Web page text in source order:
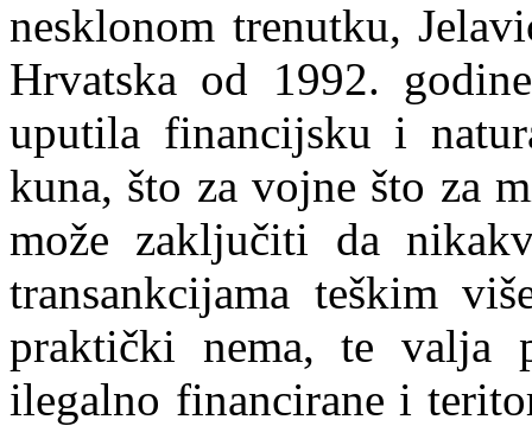
nesklonom trenutku,
Hrvatska od 1992.
uputila financijsku i
kuna, što za vojne što za
može zaključiti da
transankcijama teškim
praktički nema, te valja
ilegalno financirane i